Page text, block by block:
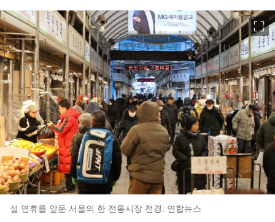
설 연휴를 앞둔 서울의 한 전통시장 전경. 연합뉴스